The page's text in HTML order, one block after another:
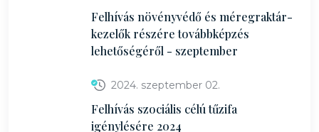
Felhívás növényvédő és méregraktár-
kezelők részére továbbképzés
lehetőségéről - szeptember
2024. szeptember 02.
Felhívás szociális célú tűzifa
igénylésére 2024